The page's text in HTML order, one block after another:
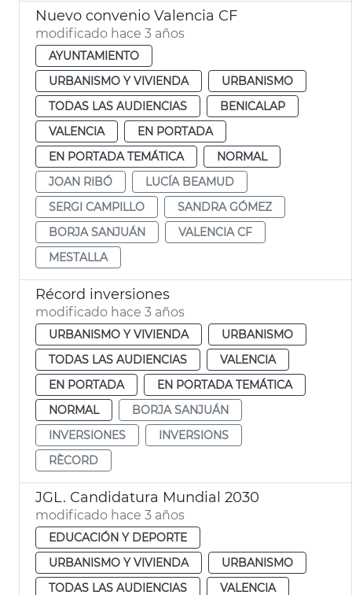
Nuevo convenio Valencia CF
modificado hace 3 años
AYUNTAMIENTO
URBANISMO Y VIVIENDA
URBANISMO
TODAS LAS AUDIENCIAS
BENICALAP
VALENCIA
EN PORTADA
EN PORTADA TEMÁTICA
NORMAL
JOAN RIBÓ
LUCÍA BEAMUD
SERGI CAMPILLO
SANDRA GÓMEZ
BORJA SANJUÁN
VALENCIA CF
MESTALLA
Récord inversiones
modificado hace 3 años
URBANISMO Y VIVIENDA
URBANISMO
TODAS LAS AUDIENCIAS
VALENCIA
EN PORTADA
EN PORTADA TEMÁTICA
NORMAL
BORJA SANJUÁN
INVERSIONES
INVERSIONS
RÈCORD
JGL. Candidatura Mundial 2030
modificado hace 3 años
EDUCACIÓN Y DEPORTE
URBANISMO Y VIVIENDA
URBANISMO
TODAS LAS AUDIENCIAS
VALENCIA